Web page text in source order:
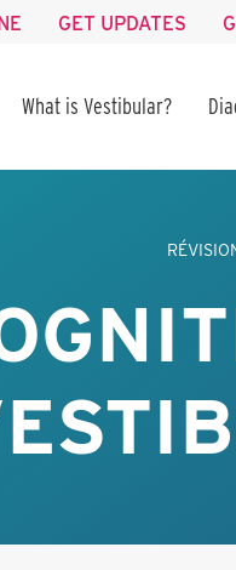
GET UPDATES
What is Vestibular?